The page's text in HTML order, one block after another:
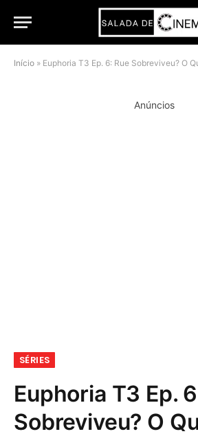
Início » Euphoria T3 Ep. 6: Rue Sobreviveu? O Que
Anúncios
SÉRIES
Euphoria T3 Ep.
Sobreviveu? O